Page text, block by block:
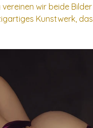
wir beide
Kunstwerk,